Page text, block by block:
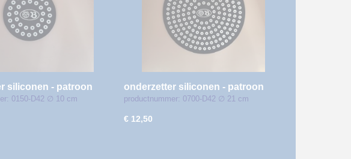
siliconen - patroon
0150-D42 ∅ 10 cm
onderzetter siliconen - patroon
D42
productnummer: 0700-D42 ∅ 21 cm
€ 12,50